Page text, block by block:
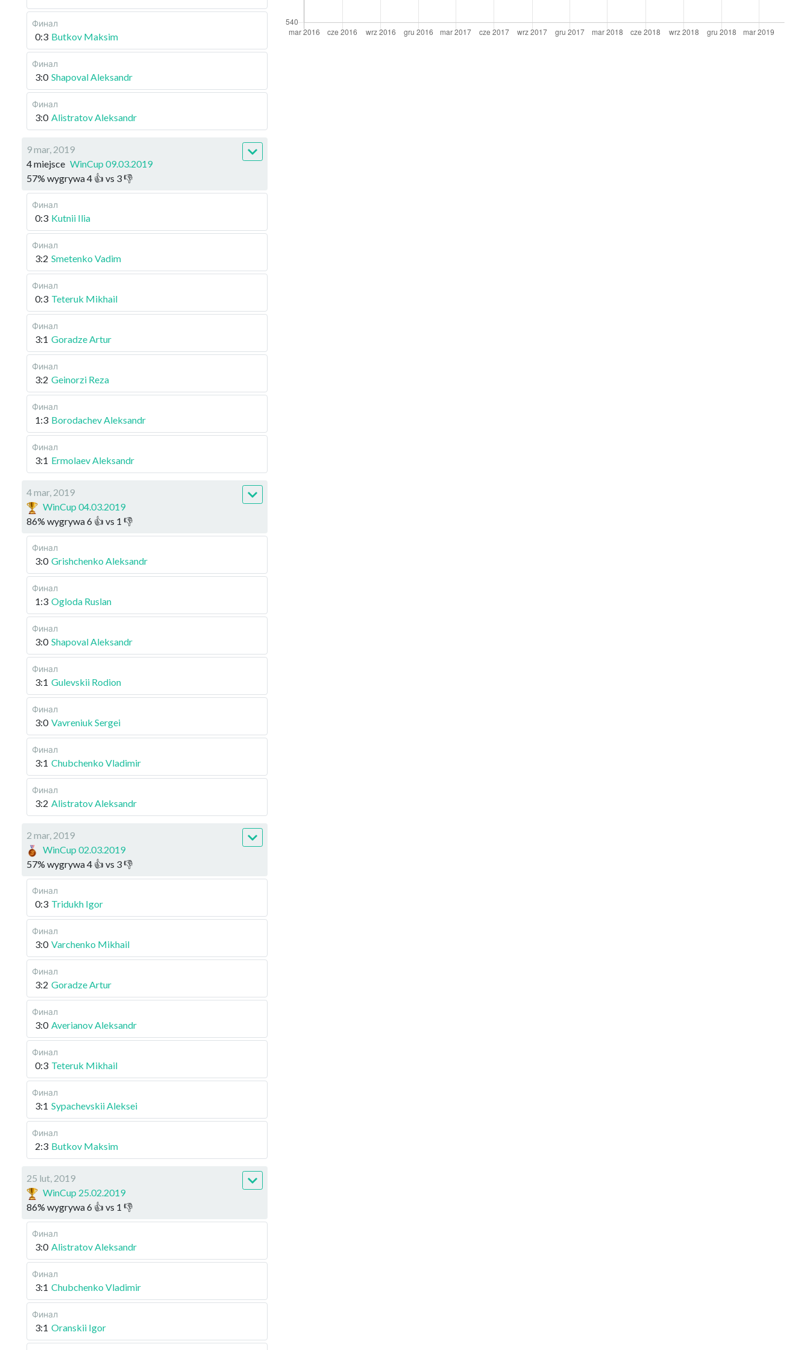
Финал
0:3 Butkov Maksim
Финал
3:0 Shapoval Aleksandr
Финал
3:0 Alistratov Aleksandr
9 mar, 2019
4 miejsce WinCup 09.03.2019
57% wygrywa4 👍 vs 3👎
Финал
0:3 Kutnii Ilia
Финал
3:2 Smetenko Vadim
Финал
0:3 Teteruk Mikhail
Финал
3:1 Goradze Artur
Финал
3:2 Geinorzi Reza
Финал
1:3 Borodachev Aleksandr
Финал
3:1 Ermolaev Aleksandr
4 mar, 2019
WinCup 04.03.2019
86% wygrywa6 👍 vs 1 👎
Финал
3:0 Grishchenko Aleksandr
Финал
1:3 Ogloda Ruslan
Финал
3:0 Shapoval Aleksandr
Финал
3:1 Gulevskii Rodion
Финал
3:0 Vavreniuk Sergei
Финал
3:1 Chubchenko Vladimir
Финал
3:2 Alistratov Aleksandr
2 mar, 2019
WinCup 02.03.2019
57% wygrywa4 👍 vs 3👎
Финал
0:3 Tridukh Igor
Финал
3:0 Varchenko Mikhail
Финал
3:2 Goradze Artur
Финал
3:0 Averianov Aleksandr
Финал
0:3 Teteruk Mikhail
Финал
3:1 Sypachevskii Aleksei
Финал
2:3 Butkov Maksim
25 lut, 2019
WinCup 25.02.2019
86% wygrywa6 👍 vs 1 👎
Финал
3:0 Alistratov Aleksandr
Финал
3:1 Chubchenko Vladimir
Финал
3:1 Oranskii Igor